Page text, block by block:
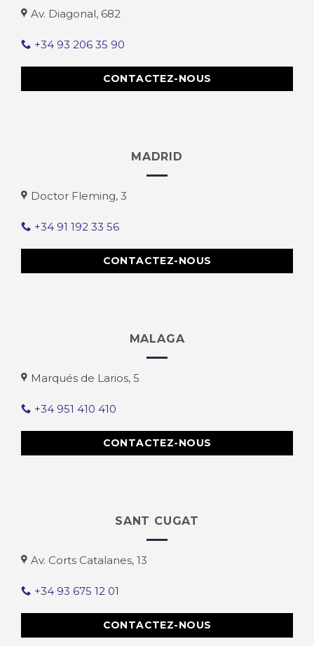
Av. Diagonal, 682
+34 93 206 35 90
CONTACTEZ-NOUS
MADRID
Doctor Fleming, 3
+34 91 192 33 56
CONTACTEZ-NOUS
MALAGA
Marqués de Larios, 5
+34 951 410 410
CONTACTEZ-NOUS
SANT CUGAT
Av. Corts Catalanes, 13
+34 93 675 12 01
CONTACTEZ-NOUS